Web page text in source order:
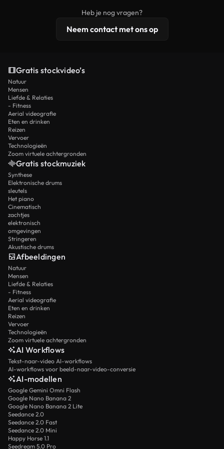
licentiebescherming omvat.
Heb je nog vragen?
Neem contact met ons op
Gratis stockvideo’s
Natuur
Mensen
Liefde & Relaties
- Fitness
Aerial videografie
Eten en drinken
Reizen
Vervoer
Technologieën
Zoom virtuele achtergronden
Gratis stockmuziek
Synthese
Elektronische drums
sleutels
Het piano
Cinematisch
zachtjes
elektronisch
omgevingen
Stringeren
Akustische drums
Afbeeldingen
Natuur
Mensen
Liefde & Relaties
- Fitness
Aerial videografie
Eten en drinken
Reizen
Vervoer
Technologieën
Zoom virtuele achtergronden
AI Workflows
Tekst-naar-video AI-workflows
AI-workflows voor beeld-naar-video-conversie
AI-modellen
Google Gemini Omni Flash
Google Nano Banana 2
Google Nano Banana 2 Lite
Seedance 2.0
Seedance 2.0 Fast
Seedance 2.0 Mini
Happy Horse 1.1
Seedream 5.0 Pro